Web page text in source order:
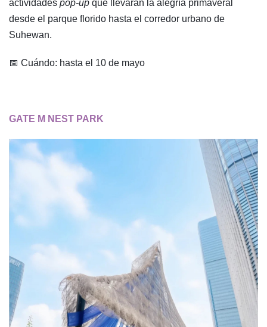
actividades pop-up que llevarán la alegría primaveral
desde el parque florido hasta el corredor urbano de
Suhewan.
📅 Cuándo: hasta el 10 de mayo
GATE M NEST PARK